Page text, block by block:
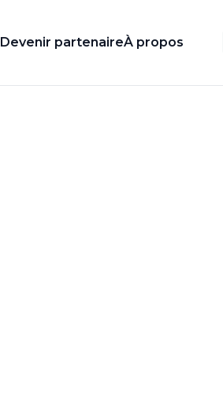
Devenir partenaireÀ propos